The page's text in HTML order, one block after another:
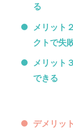
る
メリット
クトで失
メリット
できる
デメリッ